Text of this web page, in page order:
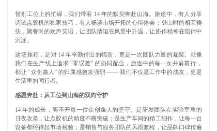
暂别工位上的忙碌，我们带着 14 年的默契奔赴山海。旅途中，有人分享
调试点胶机的独家技巧，有人畅谈市场开拓的心得体会；登山时的相互搀
扶，聚餐时的欢声笑语，让团队情谊在风景中升温，让协作精神在陪伴中
沉淀。
这场旅程，是对 14 年辛勤付出的犒赏，更是一次团队力量的凝聚。就像
我们在生产线上追求 “零误差” 的协同配合，旅途中的每一次并肩前行，
都让 “众创鑫人” 的归属感愈发强烈 —— 我们不仅是工作中的战友，更是
生活里的同行者。
感恩奔赴：从工位到山海的双向守护
14 年的成长，离不开每一位众创鑫人的坚守。是研发团队在实验室里的
日夜攻坚，让点胶机的精度不断突破；是生产车间的精工细作，让每一台
设备都经得起市场检验；是销售与服务团队的风雨兼程，让品牌口碑传遍